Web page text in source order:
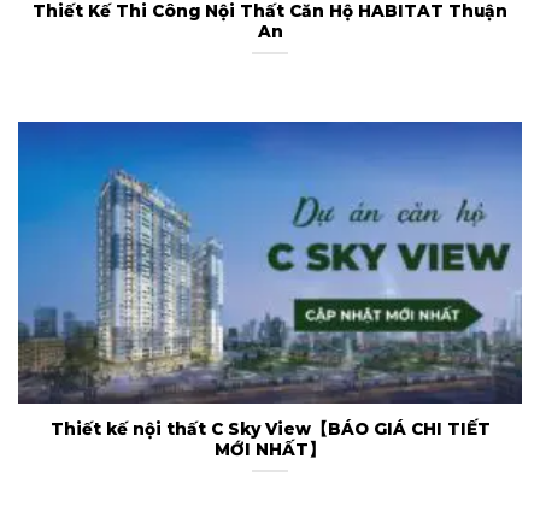
Thiết Kế Thi Công Nội Thất Căn Hộ HABITAT Thuận
An
Thiết kế nội thất C Sky View【BÁO GIÁ CHI TIẾT
MỚI NHẤT】